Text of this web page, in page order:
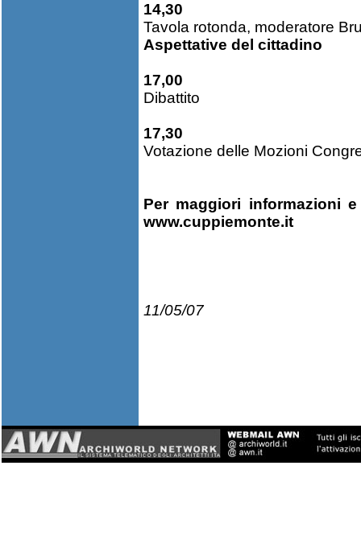
14,30
Tavola rotonda, moderatore
Aspettative del cittadino
17,00
Dibattito
17,30
Votazione delle Mozioni
Per maggiori informazioni
www.cuppiemonte.it
11/05/07